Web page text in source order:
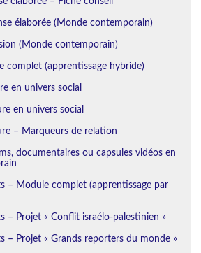
élaborée (Monde contemporain)
(Monde contemporain)
complet (apprentissage hybride)
en univers social
en univers social
– Marqueurs de relation
documentaires ou capsules vidéos en
– Module complet (apprentissage par
– Projet « Conflit israélo-palestinien »
– Projet « Grands reporters du monde »